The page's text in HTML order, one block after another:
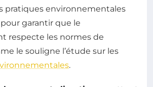
pratiques environnementales
garantir que le
respecte les normes de
le souligne l’étude sur les
.